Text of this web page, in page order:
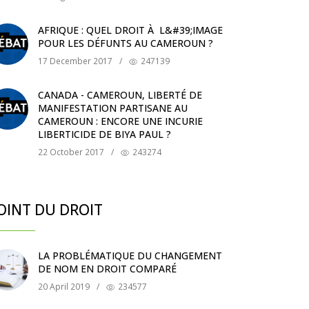
AFRIQUE : QUEL DROIT À L&#39;IMAGE
POUR LES DÉFUNTS AU CAMEROUN ?
17 December 2017 / 247139
CANADA - CAMEROUN, LIBERTÉ DE
MANIFESTATION PARTISANE AU
CAMEROUN : ENCORE UNE INCURIE
LIBERTICIDE DE BIYA PAUL ?
22 October 2017 / 243274
DU DROIT
LA PROBLÉMATIQUE DU CHANGEMENT
DE NOM EN DROIT COMPARÉ
20 April 2019 / 234577